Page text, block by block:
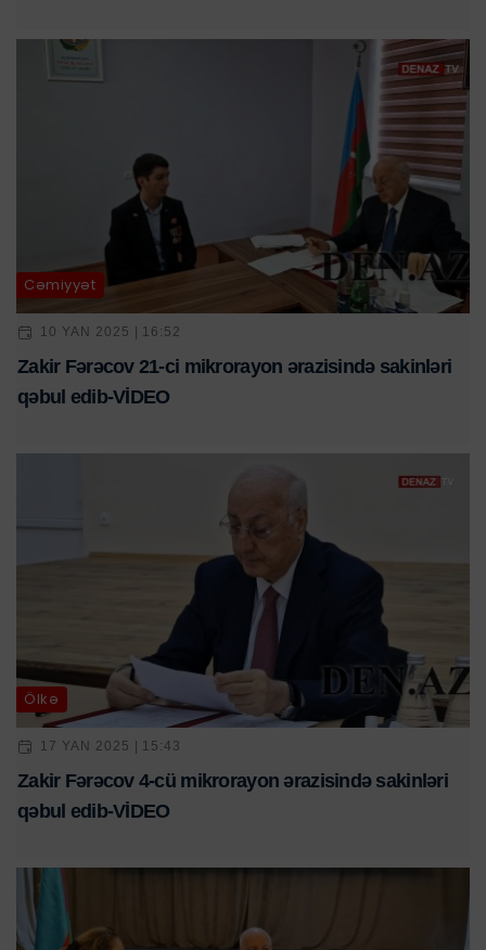
Cəmiyyət
10 YAN 2025 | 16:52
Zakir Fərəcov 21-ci mikrorayon ərazisində sakinləri
qəbul edib-VİDEO
Ölkə
17 YAN 2025 | 15:43
Zakir Fərəcov 4-cü mikrorayon ərazisində sakinləri
qəbul edib-VİDEO